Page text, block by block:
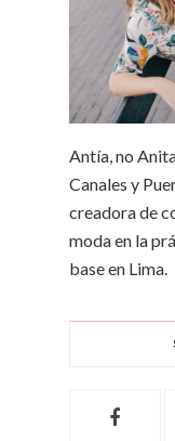
Antía, no
Canales y
creadora de
moda en la
base en Lima.